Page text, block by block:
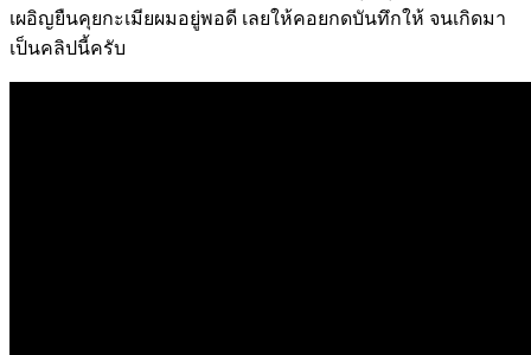
เผอิญยืนคุยกะเมียผมอยู่พอดี เลยให้คอยกดบันทึกให้ จนเกิดมา
เป็นคลิปนี้ครับ